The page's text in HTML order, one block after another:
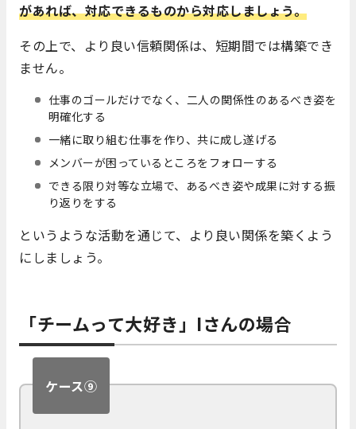
があれば、対応できるものから対応しましょう。
その上で、より良い信頼関係は、短期間では構築でき
ません。
仕事のゴールだけでなく、二人の関係性のあるべき姿を
明確化する
一緒に取り組む仕事を作り、共に成し遂げる
メンバーが困っているところをフォローする
できる限り対等な立場で、あるべき姿や成果に対する振
り返りをする
というような活動を通じて、より良い関係を築くよう
にしましょう。
「チームって大好き」 Iさんの場合
ケース⑨